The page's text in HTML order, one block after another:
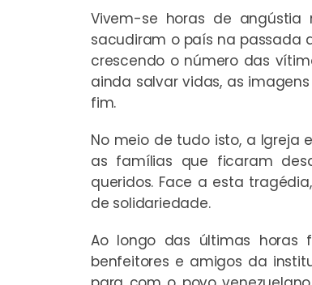
Vivem-se horas de angústia
sacudiram o país na passada
crescendo o número das
ainda salvar vidas, as
fim.
No meio de tudo isto, a Igreja
as famílias que ficaram
queridos. Face a esta
de solidariedade.
Ao longo das últimas horas
benfeitores e amigos da